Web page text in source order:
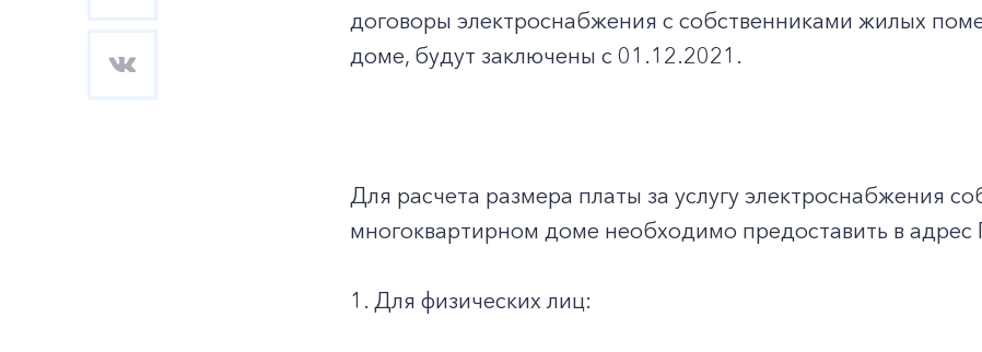
договоры электроснабжения с собственниками жилых
доме, будут заключены с 01.12.2021.
Для расчета размера платы за услугу электроснабжения
многоквартирном доме необходимо предоставить в
1. Для физических лиц: